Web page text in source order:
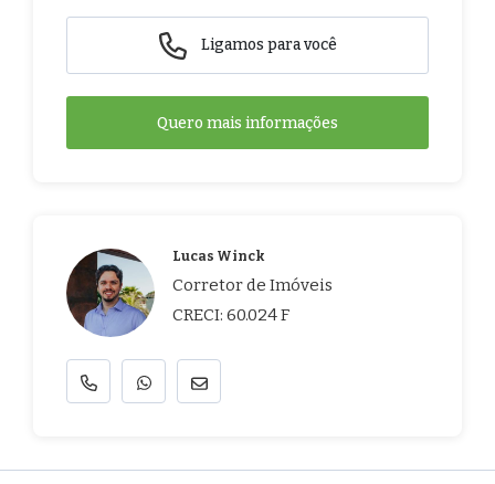
Ligamos para você
Quero mais informações
Lucas Winck
Corretor de Imóveis
CRECI: 60.024 F